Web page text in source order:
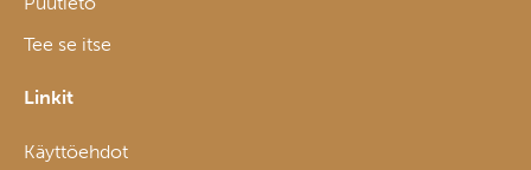
Tee se itse
Linkit
Käyttöehdot